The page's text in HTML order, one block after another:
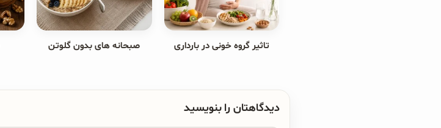
تاثیر گروه خونی در بارداری صبحانه های بدون گلوتن
دیدگاهتان را بنویسید